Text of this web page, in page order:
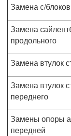
Замена с/
Замена
продольного
Замена втулок
Замена втулок
переднего
Замены опоры
передней